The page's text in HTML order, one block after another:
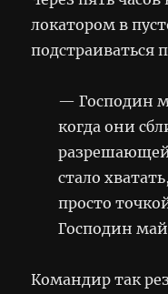
локатором в
подстраиваться
— Господин
когда они
разрешающей
стало
просто
Господин
Командир так